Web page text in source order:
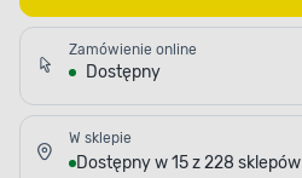
Zamówienie online
Dostępny
W sklepie
Dostępny w 15 z 228 sklepów